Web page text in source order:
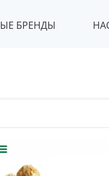
БРЕНДЫ
пакетСмешивание